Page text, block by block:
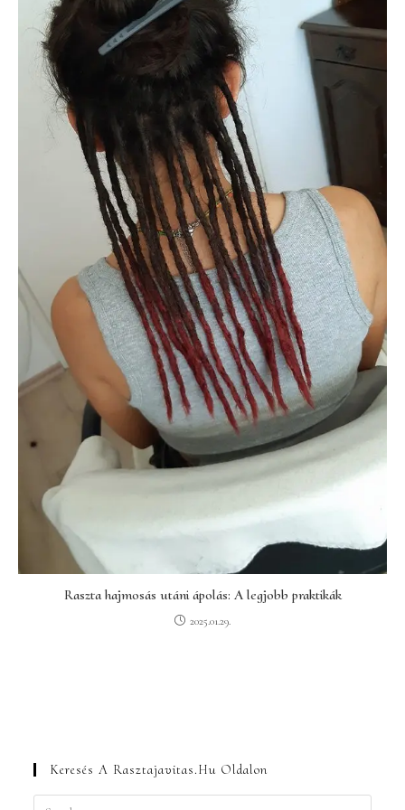
Raszta hajmosás utáni ápolás: A legjobb praktikák
2025.01.29.
Keresés A Rasztajavitas.hu Oldalon